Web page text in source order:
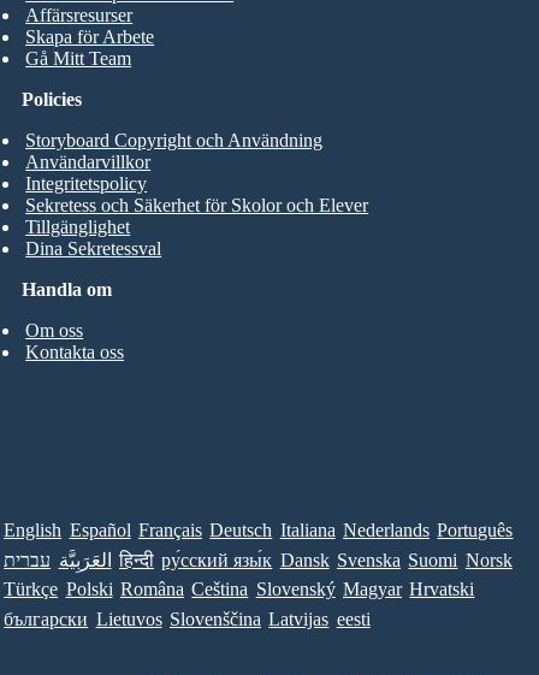
Affärsresurser
Skapa för Arbete
Gå Mitt Team
Handla om
Om oss
Kontakta oss
Policies
Storyboard Copyright och Användning
Användarvillkor
Integritetspolicy
Sekretess och Säkerhet för Skolor och Elever
Tillgänglighet
Dina Sekretessval
English Español Français Deutsch Italiana Nederlands Português
עברית العَرَبِيَّة हिन्दी ру́сский язы́к Dansk Svenska Suomi Norsk
Türkçe Polski Româna Ceština Slovenský Magyar Hrvatski
български Lietuvos Slovenščina Latvijas eesti